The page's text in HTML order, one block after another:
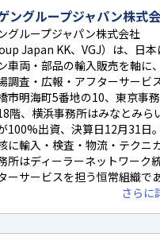
ングループジャパン株式
グループジャパン株式会社
Japan KK、VGJ）は、日本
車両・部品の輸入販売を軸に
調査・広報・アフターサービ
市明海町5番地の10、東京事
階、横浜事務所はみなとみら
100%出資、決算日12月31日
に輸入・検査・物流・テクニ
所はディーラーネットワーク
ーサービスを担う恒常組織であ
さらに